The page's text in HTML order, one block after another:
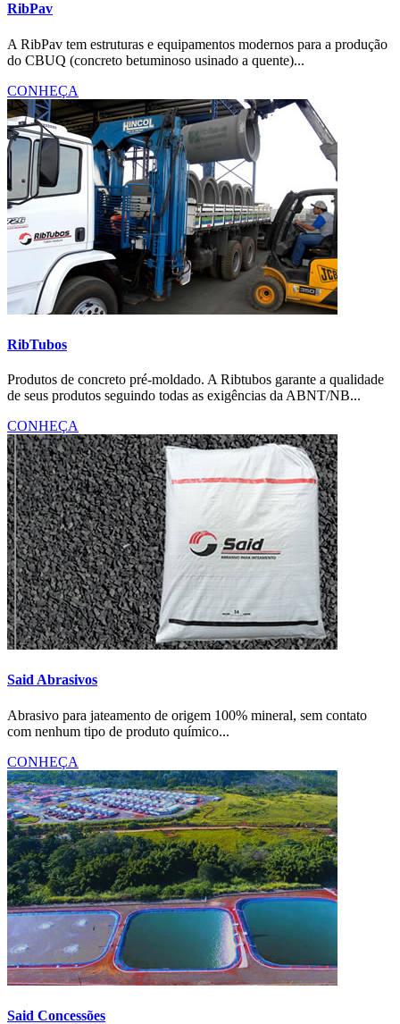
RibPav
A RibPav tem estruturas e equipamentos modernos para a produção
do CBUQ (concreto betuminoso usinado a quente)...
CONHEÇA
RibTubos
Produtos de concreto pré-moldado. A Ribtubos garante a qualidade
de seus produtos seguindo todas as exigências da ABNT/NB...
CONHEÇA
Said Abrasivos
Abrasivo para jateamento de origem 100% mineral, sem contato
com nenhum tipo de produto químico...
CONHEÇA
Said Concessões